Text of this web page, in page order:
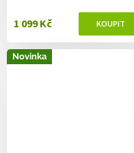
1 099 Kč
Novinka